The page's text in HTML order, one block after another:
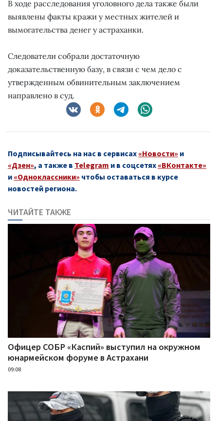
В ходе расследования уголовного дела также были
выявлены факты кражи у местных жителей и
вымогательства денег у астраханки.
Следователи собрали достаточную
доказательственную базу, в связи с чем дело с
утвержденным обвинительным заключением
направлено в суд.
Подписывайтесь на нас в сервисах «Новости» и
«Дзен», а также в Telegram и в соцсетях «ВКонтакте»
и «Одноклассники» чтобы оставаться в курсе
новостей региона.
ЧИТАЙТЕ ТАКЖЕ
Офицер СОБР «Каспий» выступил на окружном
юнармейском форуме в Астрахани
09:08